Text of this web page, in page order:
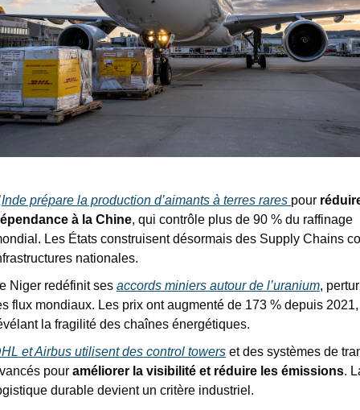
Inde prépare la production d’aimants à terres rares pour
à la Chine, qui contrôle plus de 90 % du raffinage
Les États construisent désormais des Supply Chains
nationales.
Niger redéfinit ses accords miniers autour de l’uranium,
flux mondiaux. Les prix ont augmenté de 173 % depuis 2021,
la fragilité des chaînes énergétiques.
et Airbus utilisent des control towers et des systèmes de
pour améliorer la visibilité et réduire les émissions.
durable devient un critère industriel.